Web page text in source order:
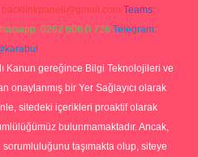
backlinkpaneli@gmail.com Teams:
0262 606 0 726 Telegram:
Kanun gereğince Bilgi Teknolojileri ve
onaylanmış bir Yer Sağlayıcı olarak
sitedeki içerikleri proaktif olarak
bulunmamaktadır. Ancak,
taşımakta olup, siteye